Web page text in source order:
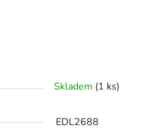
Skladem (1 ks)
EDL2688